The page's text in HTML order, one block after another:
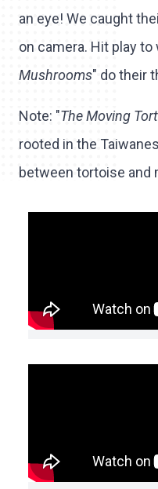
an eye! We caught
on camera. Hit play
Mushrooms" do their
Note: "The Moving
rooted in the
between tortoise and